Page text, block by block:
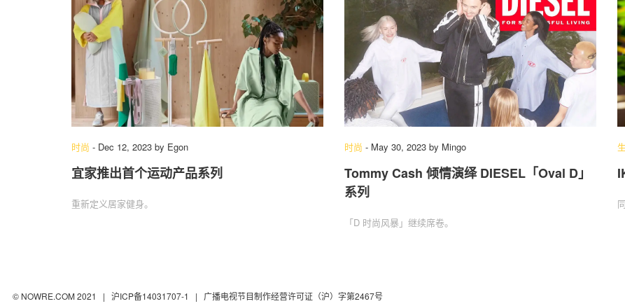
时尚 - Dec 12, 2023 by Egon
宜家推出首个运动产品系列
重新定义居家健身。
时尚 - May 30, 2023 by Mingo
Tommy Cash 倾情演绎 DIESEL「Oval D」
系列
「D 时尚风暴」继续席卷。
© NOWRE.COM 2021 | 沪ICP备14031707-1 | 广播电视节目制作经营许可证（沪）字第2467号